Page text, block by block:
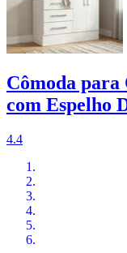
Cômoda para
com Espelho
4.4